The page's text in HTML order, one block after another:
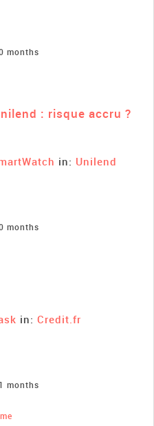
months
: risque accru ?
in: Unilend
months
in: Credit.fr
months